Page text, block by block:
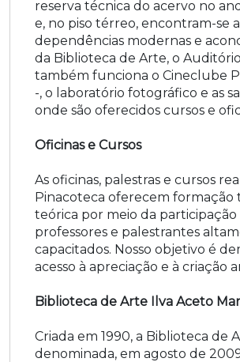
reserva técnica do acervo no
e, no piso térreo, encontram-se
dependências modernas e
da Biblioteca de Arte, o
também funciona o Cineclube
-, o laboratório fotográfico e as
onde são oferecidos cursos e
Oficinas e Cursos
As oficinas, palestras e cursos
Pinacoteca oferecem formação
teórica por meio da participação
professores e palestrantes
capacitados. Nosso objetivo é
acesso à apreciação e à criação
Biblioteca de Arte Ilva Aceto
Criada em 1990, a Biblioteca de
denominada, em agosto de